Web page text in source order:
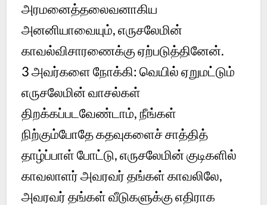
அரமனைத்தலைவனாகிய
அனனியாவையும், எருசலேமின்
காவல்விசாரணைக்கு ஏற்படுத்தினேன்.
3 அவர்களை நோக்கி: வெயில் ஏறுமட்டும்
எருசலேமின் வாசல்கள்
திறக்கப்படவேண்டாம், நீங்கள்
நிற்கும்போதே கதவுகளைச் சாத்தித்
தாழ்ப்பாள் போட்டு, எருசலேமின் குடிகளில்
காவலாளர் அவரவர் தங்கள் காவலிலே,
அவரவர் தங்கள் வீடுகளுக்கு எதிராக